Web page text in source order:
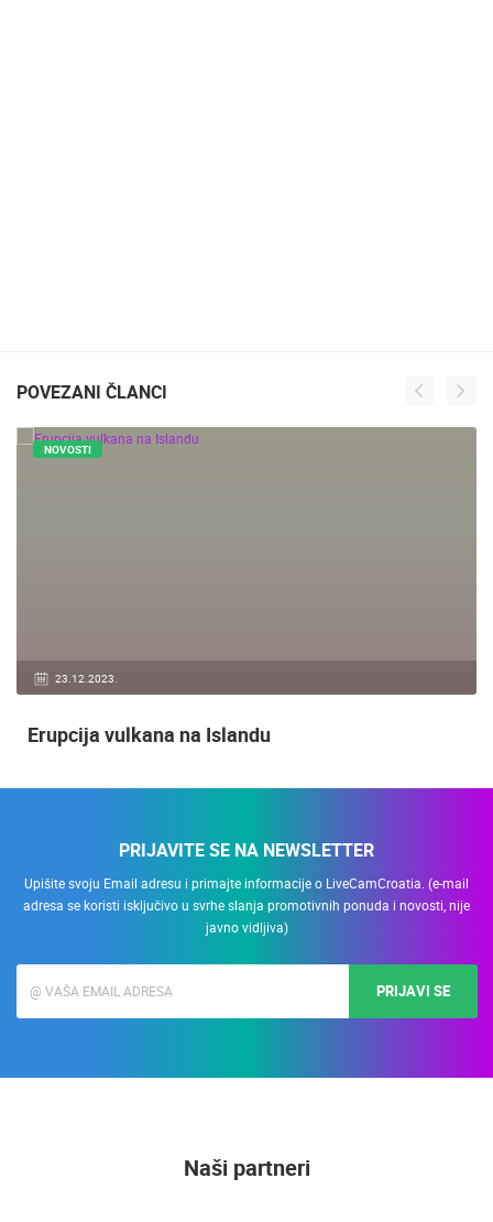
POVEZANI ČLANCI
23.12.2023.
NOVOSTI
Erupcija vulkana na Islandu
PRIJAVITE SE NA NEWSLETTER
Upišite svoju Email adresu i primajte informacije o LiveCamCroatia. (e-mail
adresa se koristi isključivo u svrhe slanja promotivnih ponuda i novosti, nije
javno vidljiva)
PRIJAVI SE
Naši partneri